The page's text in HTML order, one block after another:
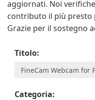
aggiornati. Noi
contributo il più presto
Grazie per il sostegno
Titolo:
Categoria: